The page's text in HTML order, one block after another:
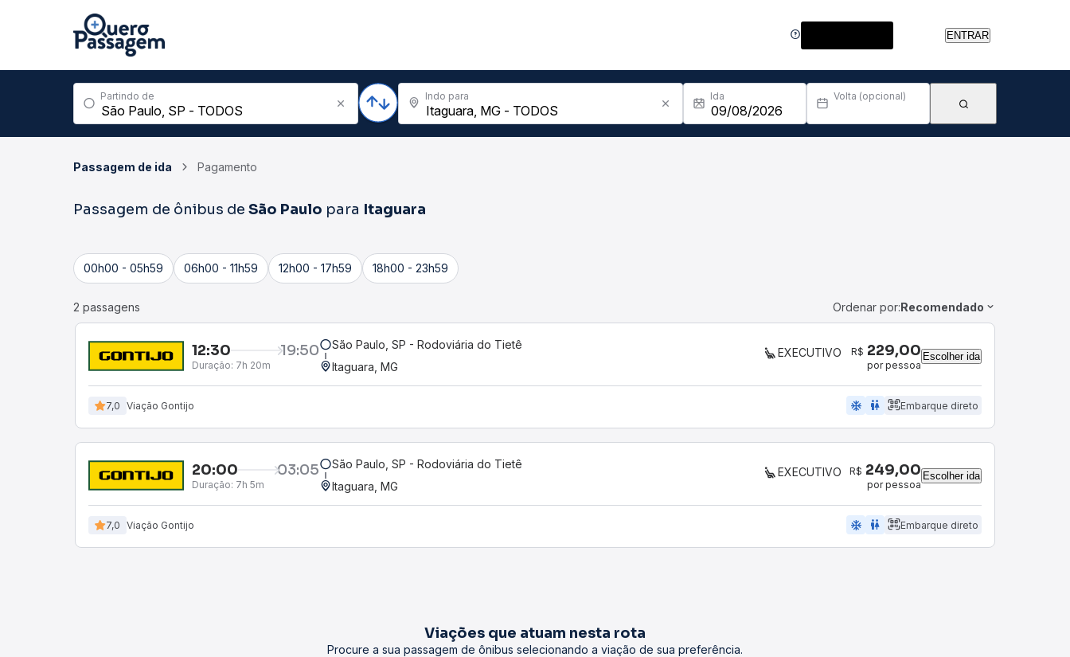
ENTRAR
Partindo de Indo para Ida Volta (opcional)
Passagem de ida Pagamento
Passagem de ônibus de São Paulo para Itaguara
00h00 - 05h59 06h00 - 11h59 12h00 - 17h59 18h00 - 23h59
2 passagens Ordenar por:Recomendado
12:30 19:50
Duração: 7h 20m
São Paulo, SP - Rodoviária do Tietê
Itaguara, MG
EXECUTIVO R$ 229,00
por pessoa
Escolher ida
7,0 Viação Gontijo ac_unit wc Embarque direto
20:00 03:05
Duração: 7h 5m
São Paulo, SP - Rodoviária do Tietê
Itaguara, MG
EXECUTIVO R$ 249,00
por pessoa
Escolher ida
7,0 Viação Gontijo ac_unit wc Embarque direto
Viações que atuam nesta rota
Procure a sua passagem de ônibus selecionando a viação de sua preferência.